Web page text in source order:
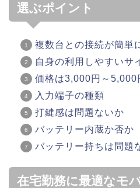
選ぶポイント
複数台との接続が簡単
自身の利用しやすいサ
価格は3,000円～5,000
入力端子の種類
打鍵感は問題ないか
バッテリー内蔵か否か
バッテリー持ちは問題
在宅勤務に最適なモ